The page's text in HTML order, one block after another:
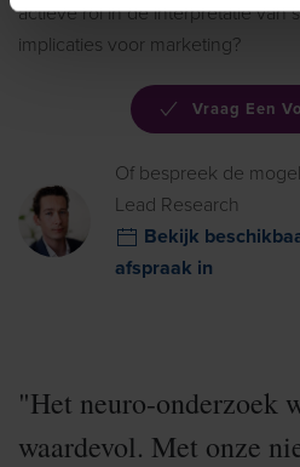
actieve rol in de interpretatie van
implicaties voor marketing?
Vraag Een
Of bespreek de
Lead Research
Bekijk
afspraak in
"Het neuro-onderzoek
waardevol. Met onze